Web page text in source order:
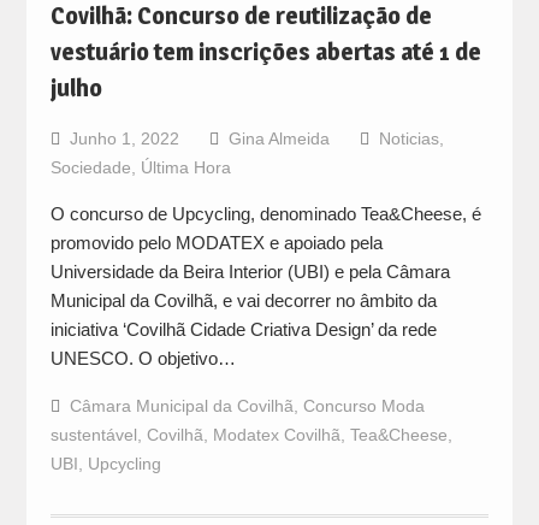
Covilhã: Concurso de reutilização de
vestuário tem inscrições abertas até 1 de
julho
Junho 1, 2022 Gina Almeida Noticias,
Sociedade, Última Hora
O concurso de Upcycling, denominado Tea&Cheese, é
promovido pelo MODATEX e apoiado pela
Universidade da Beira Interior (UBI) e pela Câmara
Municipal da Covilhã, e vai decorrer no âmbito da
iniciativa ‘Covilhã Cidade Criativa Design’ da rede
UNESCO. O objetivo…
Câmara Municipal da Covilhã, Concurso Moda
sustentável, Covilhã, Modatex Covilhã, Tea&Cheese,
UBI, Upcycling